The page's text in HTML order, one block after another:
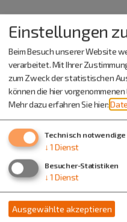
Einstellungen
Beim Besuch unserer Website
verarbeitet. Mit Ihrer
zum Zweck der statistischen
können die hier
Mehr dazu erfahren Sie hier:
Technisch notwendige
↓ 1 Dienst
Besucher-Statistiken
↓ 1 Dienst
Ausgewählte akzeptieren